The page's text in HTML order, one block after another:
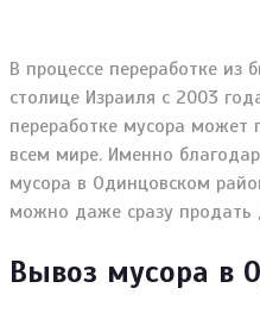
В процессе переработке
столице Израиля с 2003
переработке мусора может
всем мире. Именно
мусора в Одинцовском
можно даже сразу продать
Вывоз мусора в